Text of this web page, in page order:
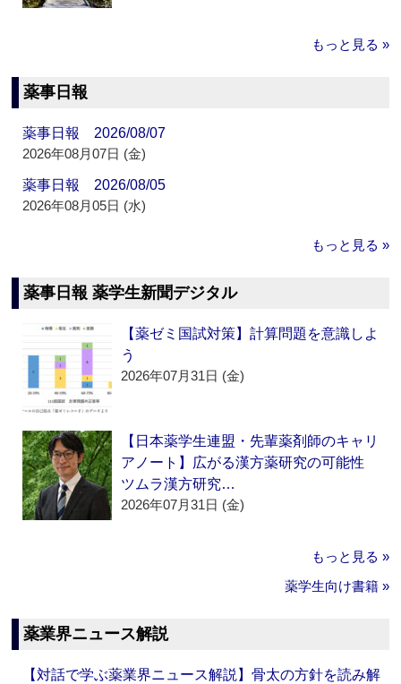
もっと見る »
薬事日報
薬事日報 2026/08/07
2026年08月07日 (金)
薬事日報 2026/08/05
2026年08月05日 (水)
もっと見る »
薬事日報 薬学生新聞デジタル
【薬ゼミ国試対策】計算問題を意識しよ
う
2026年07月31日 (金)
【日本薬学生連盟・先輩薬剤師のキャリ
アノート】広がる漢方薬研究の可能性
ツムラ漢方研究…
2026年07月31日 (金)
もっと見る »
薬学生向け書籍 »
薬業界ニュース解説
【対話で学ぶ薬業界ニュース解説】骨太の方針を読み解